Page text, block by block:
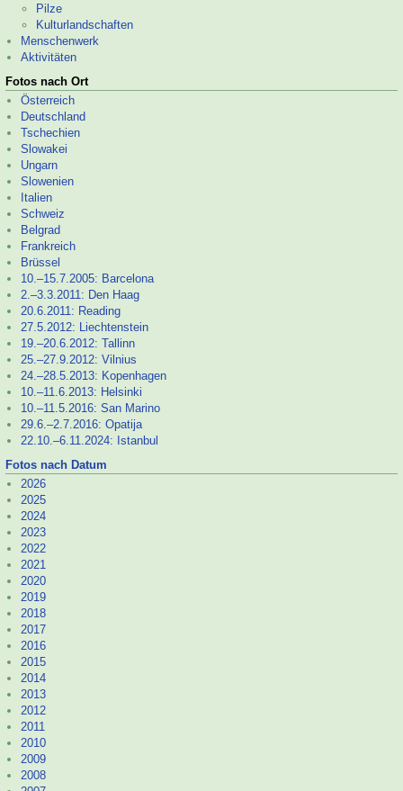
Pilze
Kulturlandschaften
Menschenwerk
Aktivitäten
Fotos nach Ort
Österreich
Deutschland
Tschechien
Slowakei
Ungarn
Slowenien
Italien
Schweiz
Belgrad
Frankreich
Brüssel
10.–15.7.2005: Barcelona
2.–3.3.2011: Den Haag
20.6.2011: Reading
27.5.2012: Liechtenstein
19.–20.6.2012: Tallinn
25.–27.9.2012: Vilnius
24.–28.5.2013: Kopenhagen
10.–11.6.2013: Helsinki
10.–11.5.2016: San Marino
29.6.–2.7.2016: Opatija
22.10.–6.11.2024: Istanbul
Fotos nach Datum
2026
2025
2024
2023
2022
2021
2020
2019
2018
2017
2016
2015
2014
2013
2012
2011
2010
2009
2008